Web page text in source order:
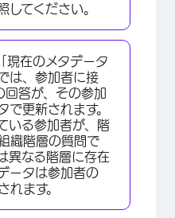
してください。
現在のメタデータ
は、参加者に接
回答が、その参加
で更新されます。
いる参加者が、階
織階層の質問で
異なる階層に存在
ータは参加者の
れます。